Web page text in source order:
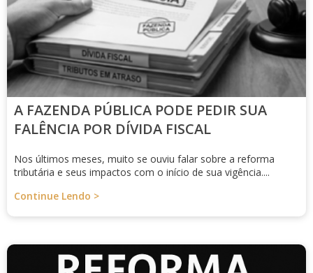
A FAZENDA PÚBLICA PODE PEDIR SUA
FALÊNCIA POR DÍVIDA FISCAL
Nos últimos meses, muito se ouviu falar sobre a reforma
tributária e seus impactos com o início de sua vigência....
Continue Lendo >